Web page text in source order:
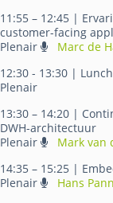
11:55 – 12:45 |
customer-facing
Plenair
Marc de
12:30 - 13:30 |
Plenair
13:30 – 14:20 |
DWH-architectuur
Plenair
Mark van
14:35 – 15:25 |
Plenair
Hans